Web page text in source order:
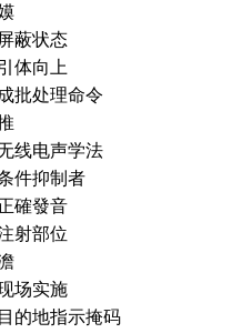
屏蔽状态
体向上
成批处理命令
线电声学法
件抑制者
確發音
射部位
场实施
目的地指示掩码